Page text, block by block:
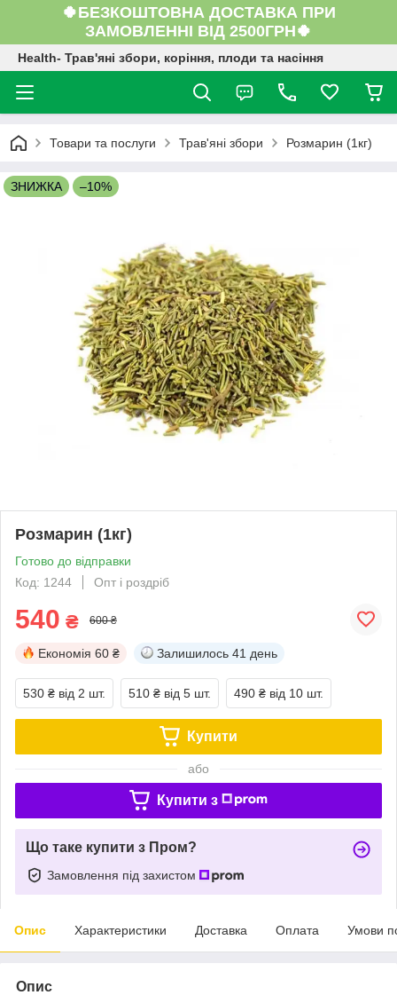
🍀БЕЗКОШТОВНА ДОСТАВКА ПРИ
ЗАМОВЛЕННІ ВІД 2500ГРН🍀
Health- Трав'яні збори, коріння, плоди та насіння
Товари та послуги Трав'яні збори Розмарин (1кг)
ЗНИЖКА –10%
Розмарин (1кг)
Готово до відправки
Код: 1244
Опт і роздріб
540 ₴ 600 ₴
Економія 60 ₴ Залишилось 41 день
530 ₴ від 2 шт. 510 ₴ від 5 шт. 490 ₴ від 10 шт.
Купити
або
Купити з
Що таке купити з Пром?
Замовлення під захистом
Опис Характеристики Доставка Оплата Умови
Опис